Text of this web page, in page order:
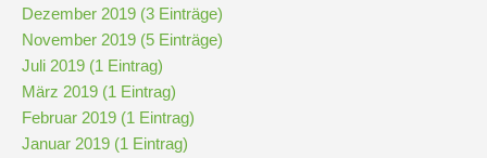
Dezember 2019 (3 Einträge)
November 2019 (5 Einträge)
Juli 2019 (1 Eintrag)
März 2019 (1 Eintrag)
Februar 2019 (1 Eintrag)
Januar 2019 (1 Eintrag)